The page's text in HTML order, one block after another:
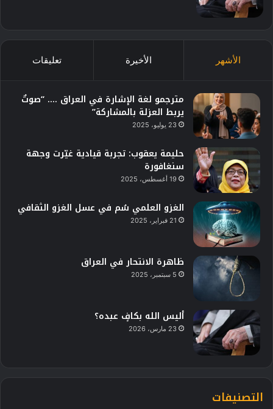
الأشهر الأخيرة تعليقات
مترجمو لغة الإشارة في العراق …. “صوتٌ
يربط العزلة بالمشاركة”
23 يوليو، 2025
حليمة يعقوب: تجربة قيادية غيّرت وجهة
سنغافورة
19 أغسطس، 2025
الغزو العلمي سُم في عسل الغزو الثقافي
21 فبراير، 2025
ظاهرة الانتحار في العراق
5 سبتمبر، 2025
أليس الله بكافٍ عبده؟
23 مارس، 2026
التصنيفات